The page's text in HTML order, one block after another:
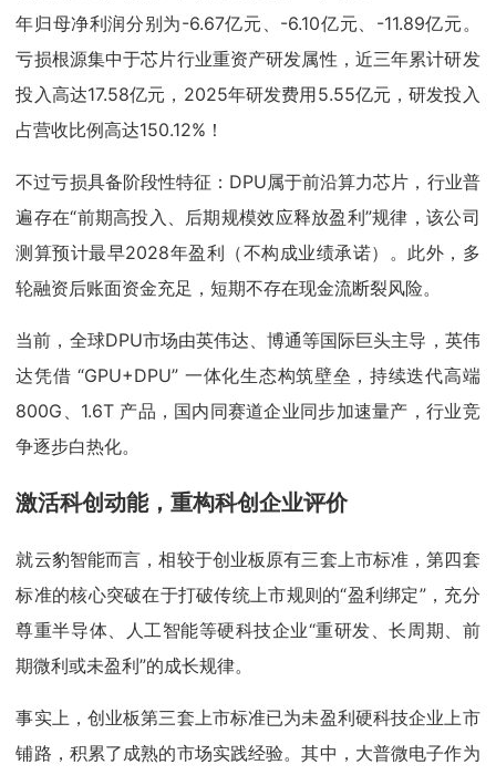
年归母净利润分别为-6.67亿元、-6.10亿元、-11.89亿元。
亏损根源集中于芯片行业重资产研发属性，近三年累计研发
投入高达17.58亿元，2025年研发费用5.55亿元，研发投入
占营收比例高达150.12%！
不过亏损具备阶段性特征：DPU属于前沿算力芯片，行业普
遍存在“前期高投入、后期规模效应释放盈利”规律，该公司
测算预计最早2028年盈利（不构成业绩承诺）。此外，多
轮融资后账面资金充足，短期不存在现金流断裂风险。
当前，全球DPU市场由英伟达、博通等国际巨头主导，英伟
达凭借 “GPU+DPU” 一体化生态构筑壁垒，持续迭代高端
800G、1.6T 产品，国内同赛道企业同步加速量产，行业竞
争逐步白热化。
激活科创动能，重构科创企业评价
就云豹智能而言，相较于创业板原有三套上市标准，第四套
标准的核心突破在于打破传统上市规则的“盈利绑定”，充分
尊重半导体、人工智能等硬科技企业“重研发、长周期、前
期微利或未盈利”的成长规律。
事实上，创业板第三套上市标准已为未盈利硬科技企业上市
铺路，积累了成熟的市场实践经验。其中，大普微电子作为